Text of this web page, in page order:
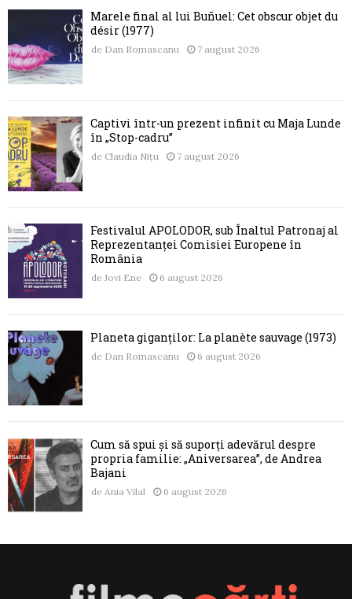
Marele final al lui Buñuel: Cet obscur objet du
désir (1977)
de Dan Romascanu 7 august 2026
Captivi într-un prezent infinit cu Maja Lunde
în „Stop-cadru”
de Claudia Nițu 7 august 2026
Festivalul APOLODOR, sub Înaltul Patronaj al
Reprezentanței Comisiei Europene în
România
de Jovi Ene 6 august 2026
Planeta giganților: La planète sauvage (1973)
de Dan Romascanu 6 august 2026
Cum să spui și să suporți adevărul despre
propria familie: „Aniversarea”, de Andrea
Bajani
de Ania Vilal 6 august 2026